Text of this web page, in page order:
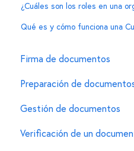
¿Cuáles son los roles en una
Qué es y cómo funciona una
Firma de documentos
Cómo firmar un
Preparación de
Invitar firmantes
Personalizar
Gestión de documentos
General
Verificación de un